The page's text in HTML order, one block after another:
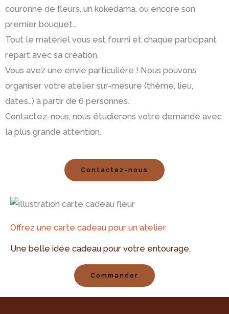
couronne de fleurs, un kokedama, ou encore son
premier bouquet…
Tout le matériel vous est fourni et chaque participant
repart avec sa création.
Vous avez une envie particulière ! Nous pouvons
organiser votre atelier sur-mesure (thème, lieu,
dates…) à partir de 6 personnes.
Contactez-nous, nous étudierons votre demande avec
la plus grande attention.
Contactez-nous
Offrez une carte cadeau pour un atelier
Une belle idée cadeau pour votre entourage.
Commander